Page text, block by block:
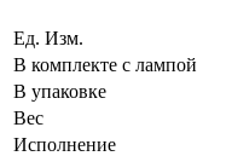
Ед. Изм.
В комплекте с лампой
В упаковке
Вес
Исполнение